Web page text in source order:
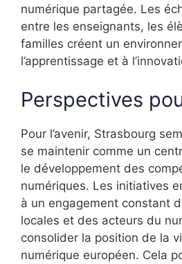
numérique partagée. Les
entre les enseignants, les
familles créent un
l’apprentissage et à
Perspectives
Pour l’avenir, Strasbourg
se maintenir comme un
le développement des
numériques. Les initiatives
à un engagement constant
locales et des acteurs du
consolider la position de la
numérique européen. Cela